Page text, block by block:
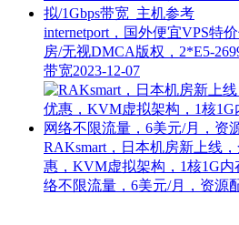
internetport，国外便宜VPS特
房/无视DMCA版权，2*E5-
带宽2023-12-07
RAKsmart，日本机房新上线
惠，KVM虚拟架构，1核1G内
络不限流量，6美元/月，资源